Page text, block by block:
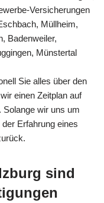
Versicherungen
Müllheim,
Badenweiler,
Münstertal
Sie alles über den
einen Zeitplan auf
Solange wir uns um
Erfahrung eines
sind